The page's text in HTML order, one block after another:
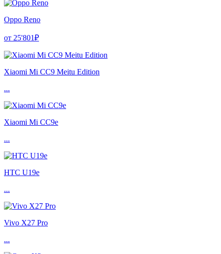
Oppo Reno
от 25'801₽
Xiaomi Mi CC9 Meitu Edition
...
Xiaomi Mi CC9e
...
HTC U19e
...
Vivo X27 Pro
...